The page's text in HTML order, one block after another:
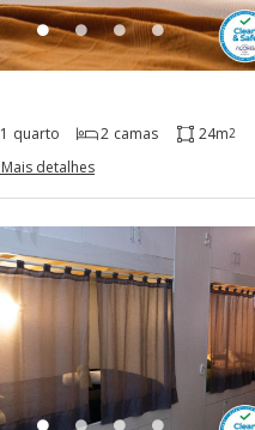
1 quarto 2 camas 24m2
Mais detalhes